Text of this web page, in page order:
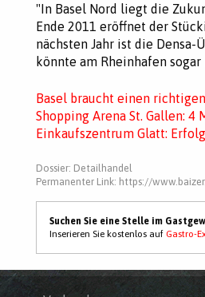
"In Basel Nord liegt die
Ende 2011 eröffnet der
nächsten Jahr ist die
könnte am Rheinhafen
Basel braucht einen
Shopping Arena St. Gallen:
Einkaufszentrum Glatt:
Dossier: Detailhandel
Permanenter Link: https://
Suchen Sie eine Stelle im
Inserieren Sie kostenlos auf Gastro-